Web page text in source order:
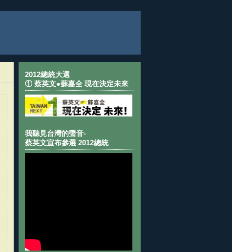
2012總統大選
① 蔡英文●蘇嘉全 現在決定未來
我聽見台灣的聲音-
蔡英文宣布參選 2012總統